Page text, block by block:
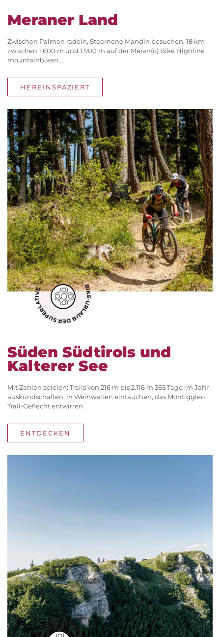
Meraner Land
Zwischen Palmen radeln, Stoarnene Mandln besuchen, 18 km
zwischen 1.600 m und 1.900 m auf der Meran(o) Bike Highline
mountainbiken ...
HEREINSPAZIERT
BIKE-URLAUB DER SUPERLATIVE
Süden Südtirols und
Kalterer See
Mit Zahlen spielen: Trails von 216 m bis 2.116 m 365 Tage im Jahr
auskundschaften, in Weinwelten eintauchen, das Montiggler-
Trail-Geflecht entwirren
ENTDECKEN